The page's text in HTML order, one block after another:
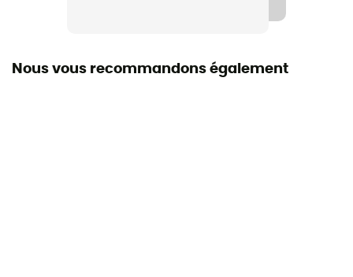
Nous vous recommandons également